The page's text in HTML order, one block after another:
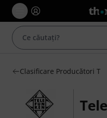
Clasificare Producători T